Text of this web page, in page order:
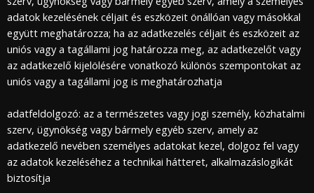
adatok kezelésének céljait és eszközeit önállóan vagy másokkal
együtt meghatározza; ha az adatkezelés céljait és eszközeit az
uniós vagy a tagállami jog határozza meg, az adatkezelőt vagy
az adatkezelő kijelölésére vonatkozó különös szempontokat az
uniós vagy a tagállami jog is meghatározhatja
adatfeldolgozó: az a természetes vagy jogi személy, közhatalmi
szerv, ügynökség vagy bármely egyéb szerv, amely az
adatkezelő nevében személyes adatokat kezel, dolgoz fel vagy
az adatok kezeléséhez a technikai hátteret, alkalmazáslogikát
biztosítja